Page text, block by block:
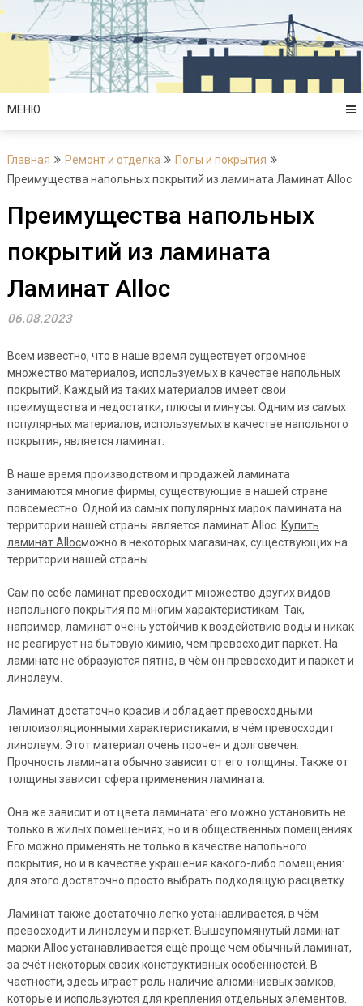
Перейти
содержимому
МЕНЮ
Главная Ремонт и отделка
Полы и покрытия
Преимущества напольных покрытий из ламината Ламинат Alloc
Преимущества напольных
покрытий из ламината
Ламинат Alloc
06.08.2023
Всем известно, что в наше время существует огромное
множество материалов, используемых в качестве напольных
покрытий. Каждый из таких материалов имеет свои
преимущества и недостатки, плюсы и минусы. Одним из самых
популярных материалов, используемых в качестве напольного
покрытия, является ламинат.
В наше время производством и продажей ламината
занимаются многие фирмы, существующие в нашей стране
повсеместно. Одной из самых популярных марок ламината на
территории нашей страны является ламинат Alloc. Купить
ламинат Allocможно в некоторых магазинах, существующих на
территории нашей страны.
Сам по себе ламинат превосходит множество других видов
напольного покрытия по многим характеристикам. Так,
например, ламинат очень устойчив к воздействию воды и никак
не реагирует на бытовую химию, чем превосходит паркет. На
ламинате не образуются пятна, в чём он превосходит и паркет и
линолеум.
Ламинат достаточно красив и обладает превосходными
теплоизоляционными характеристиками, в чём превосходит
линолеум. Этот материал очень прочен и долговечен.
Прочность ламината обычно зависит от его толщины. Также от
толщины зависит сфера применения ламината.
Она же зависит и от цвета ламината: его можно установить не
только в жилых помещениях, но и в общественных помещениях.
Его можно применять не только в качестве напольного
покрытия, но и в качестве украшения какого-либо помещения:
для этого достаточно просто выбрать подходящую расцветку.
Ламинат также достаточно легко устанавливается, в чём
превосходит и линолеум и паркет. Вышеупомянутый ламинат
марки Alloc устанавливается ещё проще чем обычный ламинат,
за счёт некоторых своих конструктивных особенностей. В
частности, здесь играет роль наличие алюминиевых замков,
которые и используются для крепления отдельных элементов.